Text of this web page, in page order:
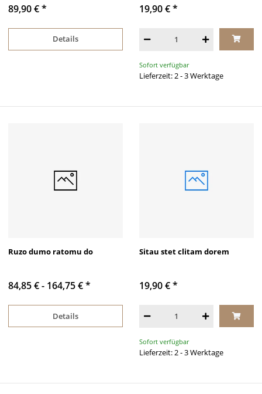
89,90 €*
Details
19,90 €*
Sofort verfügbar
Lieferzeit: 2 - 3 Werktage
Ruzo dumo ratomu do
84,85 € - 164,75 €*
Details
Sitau stet clitam dorem
19,90 €*
Sofort verfügbar
Lieferzeit: 2 - 3 Werktage